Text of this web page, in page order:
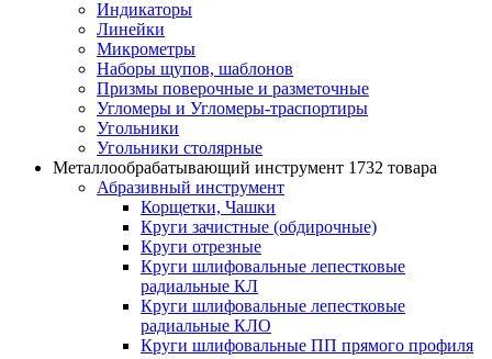
Индикаторы
Линейки
Микрометры
Наборы щупов, шаблонов
Призмы поверочные и разметочные
Угломеры и Угломеры-траспортиры
Угольники
Угольники столярные
Металлообрабатывающий инструмент 1732 товара
Абразивный инструмент
Корщетки, Чашки
Круги зачистные (обдирочные)
Круги отрезные
Круги шлифовальные лепестковые
радиальные КЛ
Круги шлифовальные лепестковые
радиальные КЛО
Круги шлифовальные ПП прямого профиля